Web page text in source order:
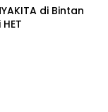
di Bintan